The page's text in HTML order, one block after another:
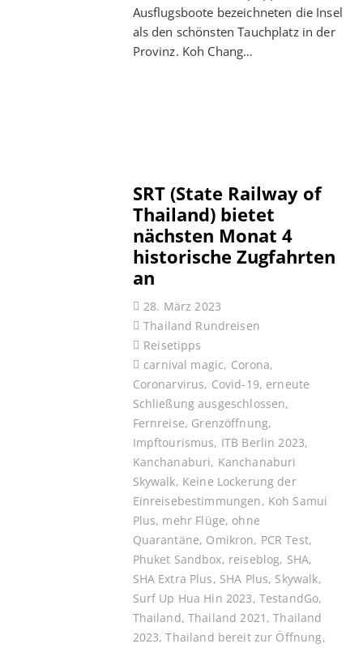
Ausflugsboote bezeichneten die Insel
als den schönsten Tauchplatz in der
Provinz. Koh Chang…
SRT (State Railway of
Thailand) bietet
nächsten Monat 4
historische Zugfahrten
an
28. März 2023
Thailand Rundreisen
Reisetipps
carnival magic, Corona,
Coronarvirus, Covid-19, erneute
Schließung ausgeschlossen,
Fernreise, Grenzöffnung,
Impftourismus, ITB Berlin 2023,
Kanchanaburi, Kanchanaburi
Skywalk, Keine Lockerung der
Einreisebestimmungen, Koh Samui
Plus, mehr Flüge, ohne
Quarantäne, Omikron, PCR Test,
Phuket Sandbox, reiseblog, SHA,
SHA Extra Plus, SHA Plus, Skywalk,
Surf Up Hua Hin 2023, TestandGo,
Thailand,Thailand 2021 ,Thailand
2023,Thailand bereit zur Öffnung,